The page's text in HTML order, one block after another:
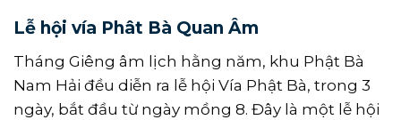
Lễ hội vía Phât Bà Quan Âm
Tháng Giêng âm lịch hằng năm, khu Phật Bà
Nam Hải đều diễn ra lễ hội Vía Phật Bà, trong 3
ngày, bắt đầu từ ngày mồng 8. Đây là một lễ hội